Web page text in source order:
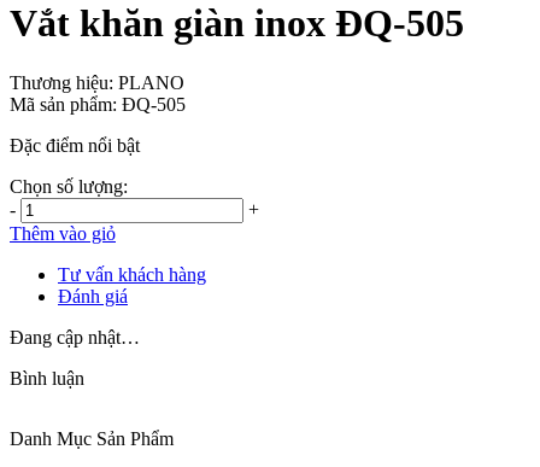
Vắt khăn giàn inox ĐQ-505
Thương hiệu: PLANO
Mã sản phẩm: ĐQ-505
Đặc điểm nổi bật
Chọn số lượng:
-
+
Thêm vào giỏ
Tư vấn khách hàng
Đánh giá
Đang cập nhật…
Bình luận
Danh Mục Sản Phẩm